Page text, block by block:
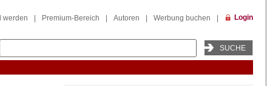
werden Premium-Bereich Autoren Werbung buchen Login